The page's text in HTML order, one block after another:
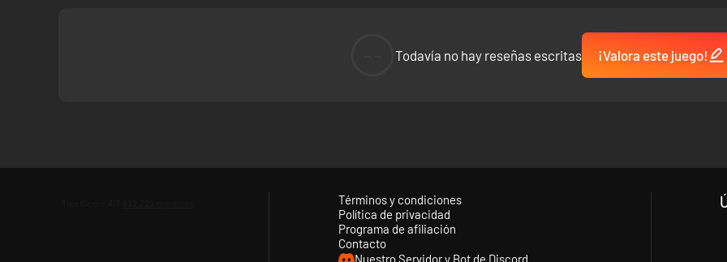
Todavía no hay reseñas escritas ¡Valora este juego!
Términos y condiciones
Política de privacidad
Programa de afiliación
Contacto
Nuestro Servidor y Bot de Discord